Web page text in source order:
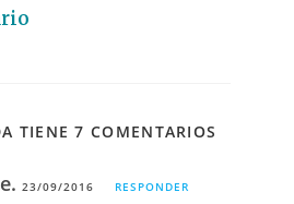
TIENE 7 COMENTARIOS
23/09/2016 RESPONDER